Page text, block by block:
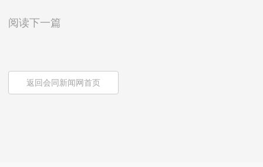
阅读下一篇
返回会同新闻网首页